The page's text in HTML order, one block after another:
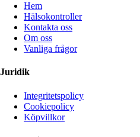
Hem
Hälsokontroller
Kontakta oss
Om oss
Vanliga frågor
Juridik
Integritetspolicy
Cookiepolicy
Köpvillkor